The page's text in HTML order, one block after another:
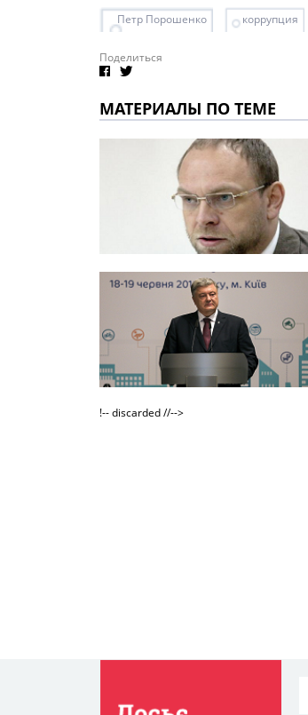
Петр Порошенко
коррупция
Поделиться
МАТЕРИАЛЫ ПО ТЕМЕ
!-- discarded //-->